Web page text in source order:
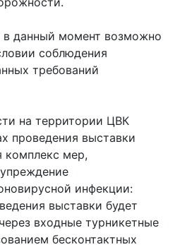
в данный момент возможно
соблюдения
требований
на территории ЦВК
проведения выставки
комплекс мер,
инфекции:
выставки будет
входные турникетные
бесконтактных